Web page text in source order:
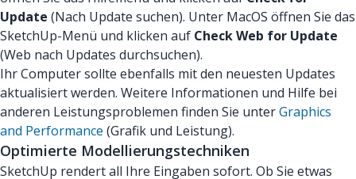
Update (Nach Update suchen). Unter MacOS öffnen Sie das
SketchUp-Menü und klicken auf Check Web for Update
(Web nach Updates durchsuchen).
Ihr Computer sollte ebenfalls mit den neuesten Updates
aktualisiert werden. Weitere Informationen und Hilfe bei
anderen Leistungsproblemen finden Sie unterGraphics
and Performance (Grafik und Leistung).
Optimierte Modellierungstechniken
SketchUp rendert all Ihre Eingaben sofort. Ob Sie etwas